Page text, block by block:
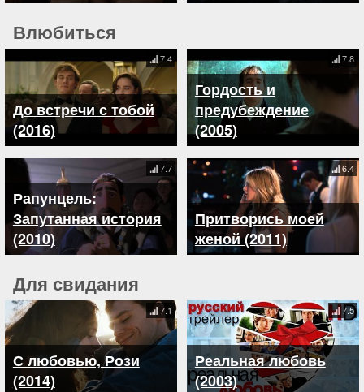
Влюбиться
До встречи с тобой
(2016)
7.4
Гордость и
предубеждение
(2005)
7.8
Рапунцель:
Запутанная история
(2010)
7.7
Притворись моей
женой (2011)
6.4
Для свидания
С любовью, Рози
(2014)
7.1
Реальная любовь
(2003)
7.5